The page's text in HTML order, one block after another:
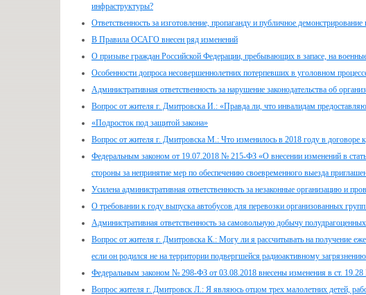
инфраструктуры?
Ответственность за изготовление, пропаганду и публичное
В Правила ОСАГО внесен ряд изменений
О призыве граждан Российской Федерации, пребывающих в запасе, на
Особенности допроса несовершеннолетних потерпевших в уголовном
Административная ответственность за нарушение законодательства об
Вопрос от жителя г. Дмитровска И.: «Правда ли, что инвалидам
«Подросток под защитой закона»
Вопрос от жителя г. Дмитровска М.: Что изменилось в 2018 году в договоре
Федеральным законом от 19.07.2018 № 215-ФЗ «О внесении изменений в
стороны за непринятие мер по обеспечению своевременного выезда
Усилена административная ответственность за незаконные организацию и
О требовании к году выпуска автобусов для перевозки организованных групп
Административная ответственность за самовольную добычу
Вопрос от жителя г. Дмитровска К.: Могу ли я рассчитывать на получение
если он родился не на территории подвергшейся радиоактивному
Федеральным законом № 298-ФЗ от 03.08.2018 внесены изменения в ст.
Вопрос жителя г. Дмитровск Л.: Я являюсь отцом трех малолетних детей,